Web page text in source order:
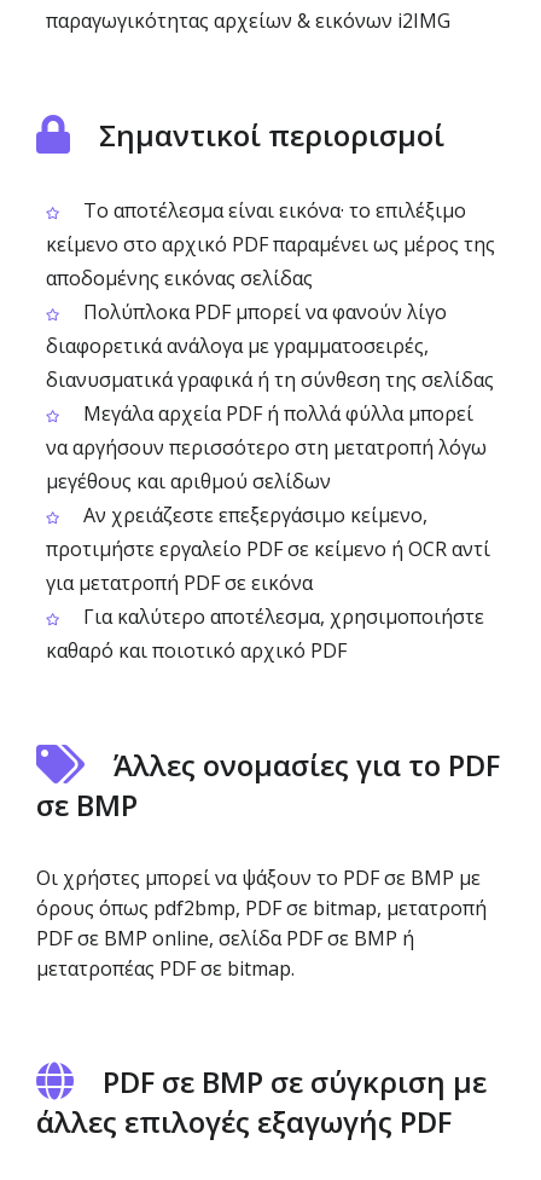
παραγωγικότητας αρχείων & εικόνων i2IMG
Σημαντικοί περιορισμοί
Το αποτέλεσμα είναι εικόνα· το επιλέξιμο
κείμενο στο αρχικό PDF παραμένει ως μέρος της
αποδομένης εικόνας σελίδας
Πολύπλοκα PDF μπορεί να φανούν λίγο
διαφορετικά ανάλογα με γραμματοσειρές,
διανυσματικά γραφικά ή τη σύνθεση της σελίδας
Μεγάλα αρχεία PDF ή πολλά φύλλα μπορεί
να αργήσουν περισσότερο στη μετατροπή λόγω
μεγέθους και αριθμού σελίδων
Αν χρειάζεστε επεξεργάσιμο κείμενο,
προτιμήστε εργαλείο PDF σε κείμενο ή OCR αντί
για μετατροπή PDF σε εικόνα
Για καλύτερο αποτέλεσμα, χρησιμοποιήστε
καθαρό και ποιοτικό αρχικό PDF
Άλλες ονομασίες για το PDF
σε BMP
Οι χρήστες μπορεί να ψάξουν το PDF σε BMP με
όρους όπως pdf2bmp, PDF σε bitmap, μετατροπή
PDF σε BMP online, σελίδα PDF σε BMP ή
μετατροπέας PDF σε bitmap.
PDF σε BMP σε σύγκριση με
άλλες επιλογές εξαγωγής PDF